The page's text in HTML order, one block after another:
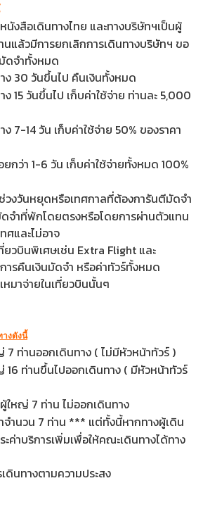
นังสือเดินทางไทย และทางบริษัทฯเป็นผู้
นแล้วมีการยกเลิกการเดินทางบริษัทฯ ขอ
ดจำทั้งหมด
ง 30 วันขึ้นไป คืนเงินทั้งหมด
15 วันขึ้นไป เก็บค่าใช้จ่าย ท่านละ 5,000
7-14 วัน เก็บค่าใช้จ่าย 50% ของราคา
กว่า 1-6 วัน เก็บค่าใช้จ่ายทั้งหมด 100%
วงวันหยุดหรือเทศกาลที่ต้องการันตีมัดจำ
จำที่พักโดยตรงหรือโดยการผ่านตัวแทน
ศและไม่อาจ
ยวบินพิเศษเช่น Extra Flight และ
ารคืนเงินมัดจำ หรือค่าทัวร์ทั้งหมด
หมาจ่ายในเที่ยวบินนั้นๆ
างดังนี้
ท่านออกเดินทาง ( ไม่มีหัวหน้าทัวร์ )
ท่านขึ้นไปออกเดินทาง ( มีหัวหน้าทัวร์
ใหญ่ 7 ท่าน ไม่ออกเดินทาง
ำนวน 7 ท่าน *** แต่ทั้งนี้หากทางผู้เดิน
ค่าบริการเพิ่มเพื่อให้คณะเดินทางได้ทาง
ดินทางตามความประสง